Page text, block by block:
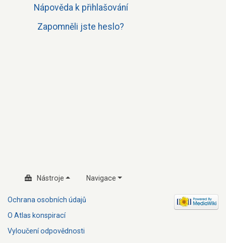
Nápověda k přihlašování
Zapomněli jste heslo?
Nástroje Navigace
Ochrana osobních údajů
O Atlas konspirací
Vyloučení odpovědnosti